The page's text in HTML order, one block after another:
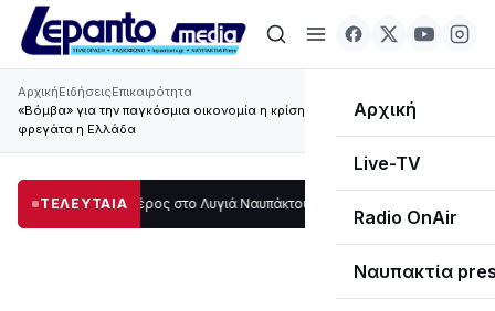
Αρχική
Live-TV
Radio OnAir
Ναυπακτία
ΑρχικήΕιδήσειςΕπικαιρότητα
«Βόμβα» για την παγκόσμια οικονομία η κρίση στο Σουέζ - Στέλνει
φρεγάτα η Ελλάδα
ΤΕΛΕΥΤΑΙΑ
μέρος στο Λυγιά Ναυπάκτου12:08 Σε τροχιά υλοποίησης η